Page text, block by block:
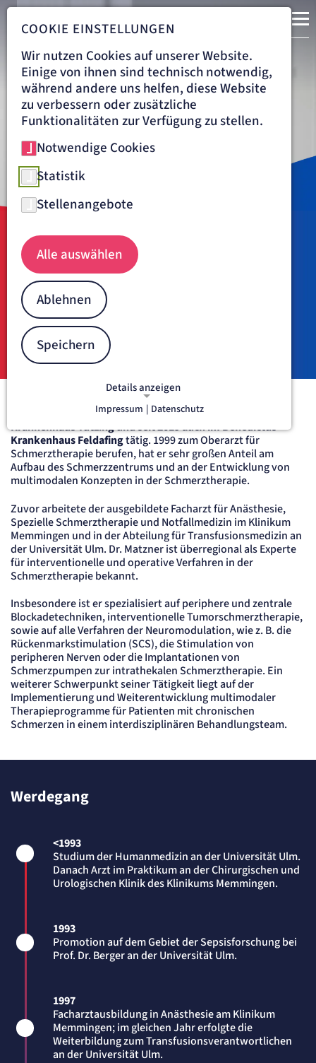
Navigationspfad
BENEDICTUS KRANKENHAUS FELDAFING
Dr. Hubertus Matzner
Facharzt für Anästhesie, Spezielle Schmerztherapie und
Notfallmedizin
Geschäftsführender Oberarzt Zentrum für AISP
Transfusionsverantwortlicher
Dr. Hubertus Matzner ist seit 1998 im Benedictus
Krankenhaus Tutzing und seit 2019 auch im Benedictus
Krankenhaus Feldafingtätig. 1999 zum Oberarzt für
Schmerztherapie berufen, hat er sehr großen Anteil am
Aufbau des Schmerzzentrums und an der Entwicklung von
multimodalen Konzepten in der Schmerztherapie.
Zuvor arbeitete der ausgebildete Facharzt für Anästhesie,
Spezielle Schmerztherapie und Notfallmedizin im Klinikum
Memmingen und in der Abteilung für Transfusionsmedizin an
der Universität Ulm. Dr. Matzner ist überregional als Experte
für interventionelle und operative Verfahren in der
Schmerztherapie bekannt.
Insbesondere ist er spezialisiert auf periphere und zentrale
Blockadetechniken, interventionelle Tumorschmerztherapie,
sowie auf alle Verfahren der Neuromodulation, wie z. B. die
Rückenmarkstimulation (SCS), die Stimulation von
peripheren Nerven oder die Implantationen von
Schmerzpumpen zur intrathekalen Schmerztherapie. Ein
weiterer Schwerpunkt seiner Tätigkeit liegt auf der
Implementierung und Weiterentwicklung multimodaler
Therapieprogramme für Patienten mit chronischen
Schmerzen in einem interdisziplinären Behandlungsteam.
Werdegang
<1993
Studium der Humanmedizin an der Universität Ulm.
Danach Arzt im Praktikum an der Chirurgischen und
Urologischen Klinik des Klinikums Memmingen.
1993
Promotion auf dem Gebiet der Sepsisforschung bei
Prof. Dr. Berger an der Universität Ulm.
1997
Facharztausbildung in Anästhesie am Klinikum
Memmingen; im gleichen Jahr erfolgte die
Weiterbildung zum Transfusionsverantwortlichen
an der Universität Ulm.
COOKIE EINSTELLUNGEN
Wir nutzen Cookies auf unserer Website.
Einige von ihnen sind technisch notwendig,
während andere uns helfen, diese Website
zu verbessern oder zusätzliche
Funktionalitäten zur Verfügung zu stellen.
Notwendige Cookies
Statistik
Stellenangebote
Alle auswählen
Ablehnen
Speichern
Details anzeigen
NOTWENDIGE COOKIES
Notwendige Cookies ermöglichen
grundlegende Funktionen und sind für
die einwandfreie Funktion der Website
erforderlich.
etracker Sitzungs-Cookie
Name:
et_oi_v2
Anbieter:
etracker GmbH
Opt-In Cookie speichert die Entscheidung des Besuchers, wenn auf der Seite des
Kunden das Tracking Opt-In ausgespielt wird. Wird auch für ein eventuelles Opt-Out
verwendet.
Cookie Laufzeit:
"no" - 50 Jahre, "yes" - 480 Tage
Content-Management-System-
Cookie
Name:
fe_typo_user
Cookie Laufzeit:
Session
Sitzungs-Cookie
Name:
PHPSESSID
Behält die Zustände des Benutzers bei allen Seitenanfragen bei.
Cookie Laufzeit:
Session
Name:
cookie_consent
Anbieter:
Artemed SE
Impressum | Datenschutz